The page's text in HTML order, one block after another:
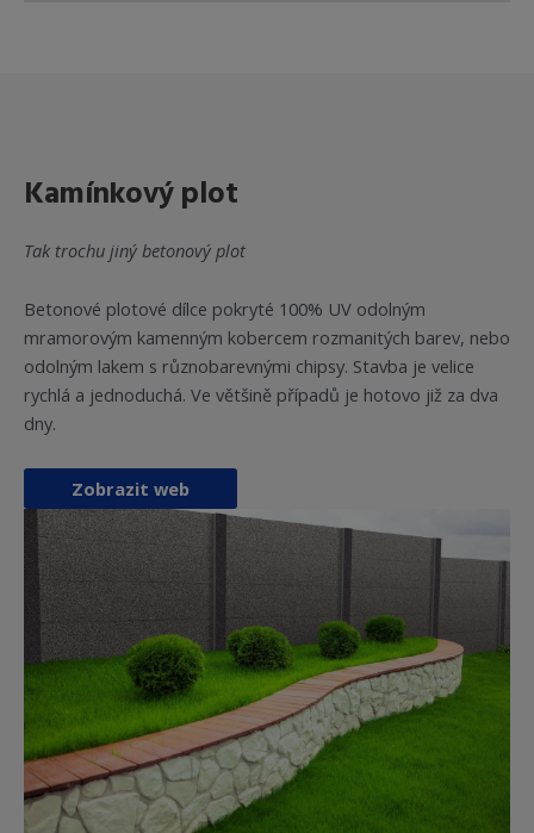
Kamínkový plot
Tak trochu jiný betonový plot
Betonové plotové dílce pokryté 100% UV odolným
mramorovým kamenným kobercem rozmanitých barev, nebo
odolným lakem s různobarevnými chipsy. Stavba je velice
rychlá a jednoduchá. Ve většině případů je hotovo již za dva
dny.
Zobrazit web